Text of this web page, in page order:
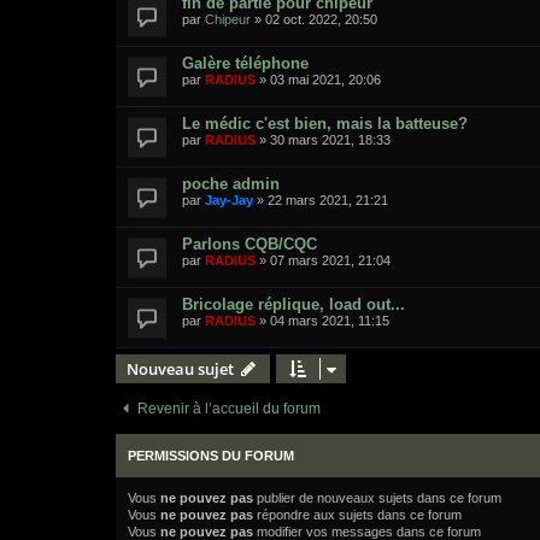
par Chipeur » 02 oct. 2022, 20:50
Galère téléphone
par RADIUS » 03 mai 2021, 20:06
Le médic c'est bien, mais la batteuse?
par RADIUS » 30 mars 2021, 18:33
poche admin
par Jay-Jay » 22 mars 2021, 21:21
Parlons CQB/CQC
par RADIUS » 07 mars 2021, 21:04
Bricolage réplique, load out...
par RADIUS » 04 mars 2021, 11:15
Nouveau sujet
Revenir à l’accueil du forum
PERMISSIONS DU FORUM
Vous ne pouvez pas publier de nouveaux sujets dans ce forum
Vous ne pouvez pas répondre aux sujets dans ce forum
Vous ne pouvez pas modifier vos messages dans ce forum